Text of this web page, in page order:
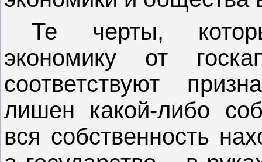
Те черты,
экономику от
соответствуют
лишен какой-либо
вся собственность